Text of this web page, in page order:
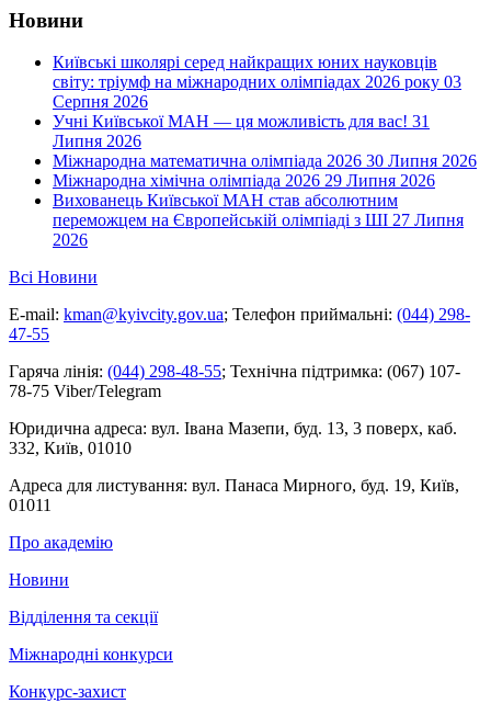
Новини
Київські школярі серед найкращих юних науковців
світу: тріумф на міжнародних олімпіадах 2026 року 03
Серпня 2026
Учні Київської МАН — ця можливість для вас! 31
Липня 2026
Міжнародна математична олімпіада 2026 30 Липня 2026
Міжнародна хімічна олімпіада 2026 29 Липня 2026
Вихованець Київської МАН став абсолютним
переможцем на Європейській олімпіаді з ШІ 27 Липня
2026
Всі Новини
E-mail: kman@kyivcity.gov.ua; Телефон приймальні: (044) 298-
47-55
Гаряча лінія: (044) 298-48-55; Технічна підтримка: (067) 107-
78-75 Viber/Telegram
Юридична адреса: вул. Івана Мазепи, буд. 13, 3 поверх, каб.
332, Київ, 01010
Адреса для листування: вул. Панаса Мирного, буд. 19, Київ,
01011
Про академію
Новини
Відділення та секції
Міжнародні конкурси
Конкурс-захист